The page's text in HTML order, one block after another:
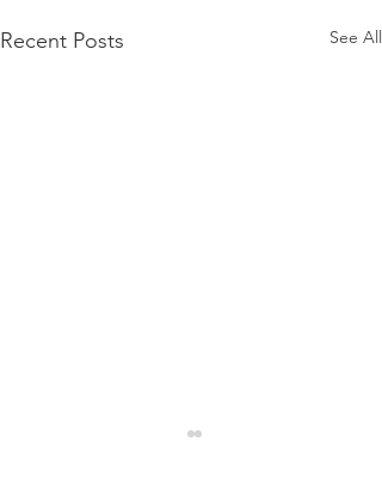
Recent Posts See All